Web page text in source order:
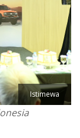
Istimewa